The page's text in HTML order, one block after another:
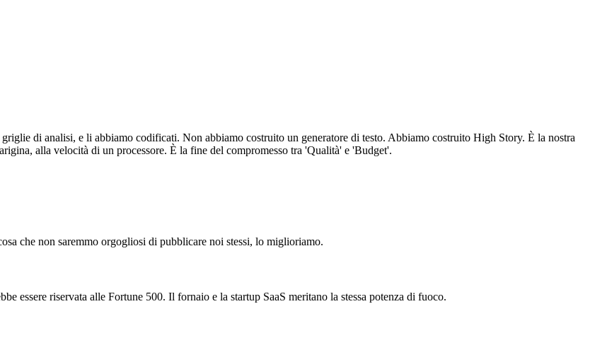
di analisi, e li abbiamo codificati. Non abbiamo costruito un generatore di testo. Abbiamo costruito High Story. È la nostra
alla velocità di un processore. È la fine del compromesso tra 'Qualità' e 'Budget'.
che non saremmo orgogliosi di pubblicare noi stessi, lo miglioriamo.
essere riservata alle Fortune 500. Il fornaio e la startup SaaS meritano la stessa potenza di fuoco.